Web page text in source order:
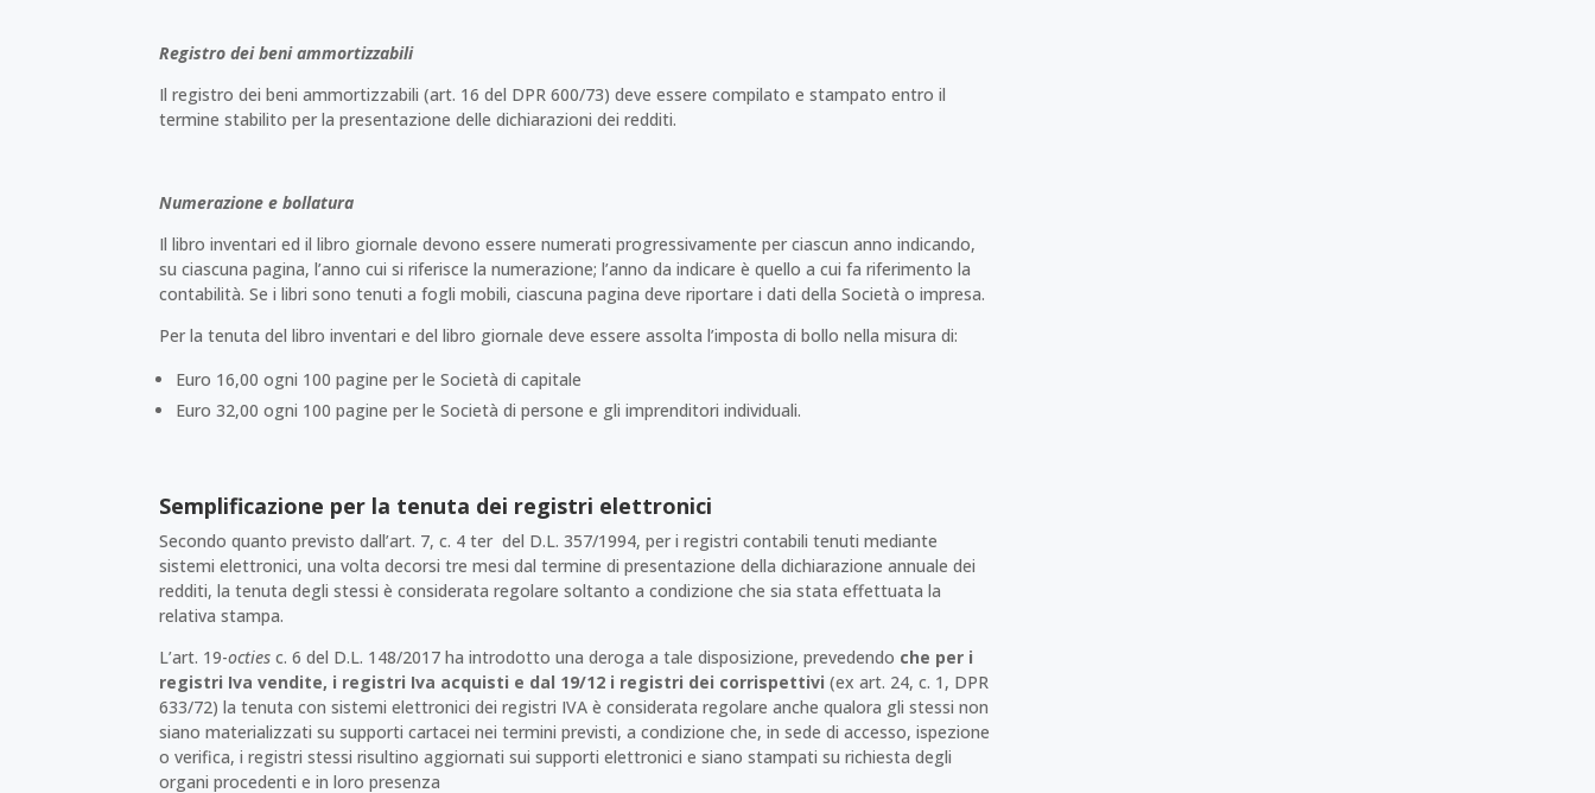
Registro dei beni ammortizzabili
Il registro dei beni ammortizzabili (art. 16 del DPR 600/73) deve essere compilato e stampato entro il
termine stabilito per la presentazione delle dichiarazioni dei redditi.
Numerazione e bollatura
Il libro inventari ed il libro giornale devono essere numerati progressivamente per ciascun anno indicando,
su ciascuna pagina, l’anno cui si riferisce la numerazione; l’anno da indicare è quello a cui fa riferimento la
contabilità. Se i libri sono tenuti a fogli mobili, ciascuna pagina deve riportare i dati della Società o impresa.
Per la tenuta del libro inventari e del libro giornale deve essere assolta l’imposta di bollo nella misura di:
Euro 16,00 ogni 100 pagine per le Società di capitale
Euro 32,00 ogni 100 pagine per le Società di persone e gli imprenditori individuali.
Semplificazione per la tenuta dei registri elettronici
Secondo quanto previsto dall’art. 7, c. 4 ter del D.L. 357/1994, per i registri contabili tenuti mediante
sistemi elettronici, una volta decorsi tre mesi dal termine di presentazione della dichiarazione annuale dei
redditi, la tenuta degli stessi è considerata regolare soltanto a condizione che sia stata effettuata la
relativa stampa.
L’art. 19-octies c. 6 del D.L. 148/2017 ha introdotto una deroga a tale disposizione, prevedendo che per i
registri Iva vendite, i registri Iva acquisti e dal 19/12 i registri dei corrispettivi(ex art. 24, c. 1, DPR
633/72) la tenuta con sistemi elettronici dei registri IVA è considerata regolare anche qualora gli stessi non
siano materializzati su supporti cartacei nei termini previsti, a condizione che, in sede di accesso, ispezione
o verifica, i registri stessi risultino aggiornati sui supporti elettronici e siano stampati su richiesta degli
organi procedenti e in loro presenza